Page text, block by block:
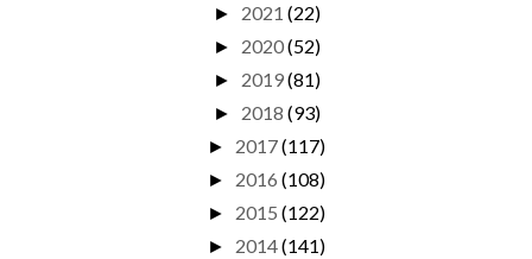
► 2021 (22)
► 2020(52)
► 2019(81)
► 2018 (93)
► 2017(117)
► 2016 (108)
► 2015 (122)
► 2014(141)